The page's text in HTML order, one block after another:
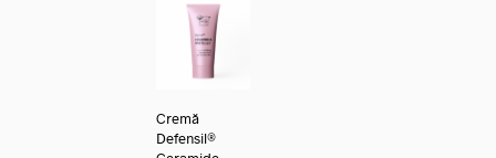
Cremă
Defensil®